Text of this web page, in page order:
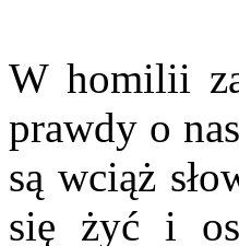
W homilii
prawdy o
są wciąż
się żyć i